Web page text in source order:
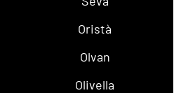
Oristà
Olvan
Olivella